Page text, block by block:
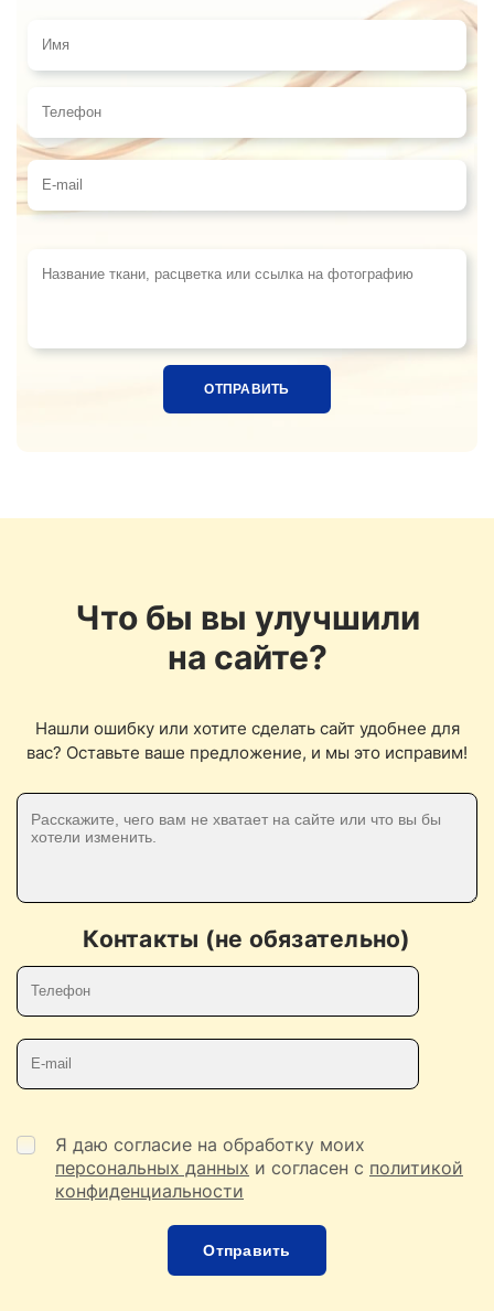
Имя
Телефон
E-mail
Что бы вы улучшили
на сайте?
Нашли ошибку или хотите сделать сайт удобнее для
вас? Оставьте ваше предложение, и мы это исправим!
Контакты (не обязательно)
Я даю согласие на обработку моих
персональных данных и согласен с политикой
конфиденциальности